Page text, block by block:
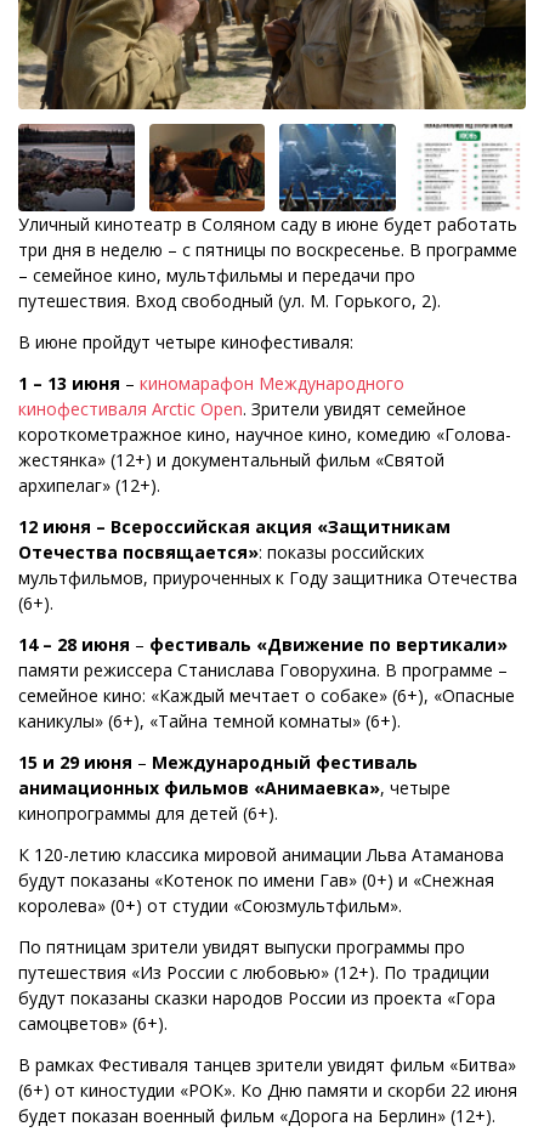
Уличный кинотеатр в Соляном саду в июне будет работать
три дня в неделю – с пятницы по воскресенье. В программе
– семейное кино, мультфильмы и передачи про
путешествия. Вход свободный (ул. М. Горького, 2).
В июне пройдут четыре кинофестиваля:
1 – 13 июня – киномарафон Международного
кинофестиваля Arctic Open. Зрители увидят семейное
короткометражное кино, научное кино, комедию «Голова-
жестянка» (12+) и документальный фильм «Святой
архипелаг» (12+).
12 июня – Всероссийская акция «Защитникам
Отечества посвящается»: показы российских
мультфильмов, приуроченных к Году защитника Отечества
(6+).
14 – 28 июня – фестиваль «Движение по вертикали»
памяти режиссера Станислава Говорухина. В программе –
семейное кино: «Каждый мечтает о собаке» (6+), «Опасные
каникулы» (6+), «Тайна темной комнаты» (6+).
15 и 29 июня – Международный фестиваль
анимационных фильмов «Анимаевка», четыре
кинопрограммы для детей (6+).
К 120-летию классика мировой анимации Льва Атаманова
будут показаны «Котенок по имени Гав» (0+) и «Снежная
королева» (0+) от студии «Союзмультфильм».
По пятницам зрители увидят выпуски программы про
путешествия «Из России с любовью» (12+). По традиции
будут показаны сказки народов России из проекта «Гора
самоцветов» (6+).
В рамках Фестиваля танцев зрители увидят фильм «Битва»
(6+) от киностудии «РОК». Ко Дню памяти и скорби 22 июня
будет показан военный фильм «Дорога на Берлин» (12+).